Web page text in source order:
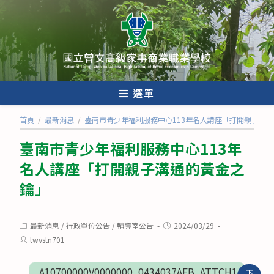
轉
至
主
要
內
選單
首頁 / 最新消息 / 臺南市青少年福利服務中心113年名人講座「打開親子溝
臺南市青少年福利服務中心113年
名人講座「打開親子溝通的黃金之
鑰」
Post
category:
最新消息 /行政單位公告 /輔導室公告
Post2024/03/29
Posttwvstn701